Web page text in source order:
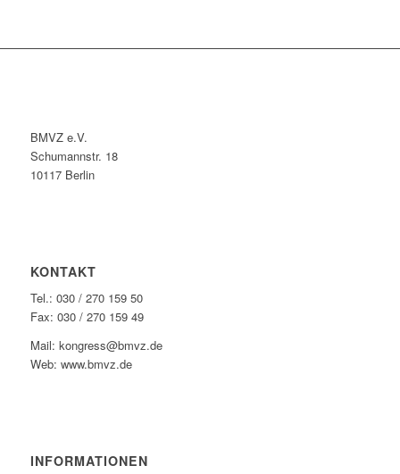
BMVZ e.V.
Schumannstr. 18
10117 Berlin
KONTAKT
Tel.: 030 / 270 159 50
Fax: 030 / 270 159 49
Mail: kongress@bmvz.de
Web: www.bmvz.de
INFORMATIONEN